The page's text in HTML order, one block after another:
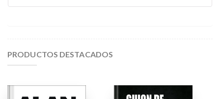
PRODUCTOS DESTACADOS